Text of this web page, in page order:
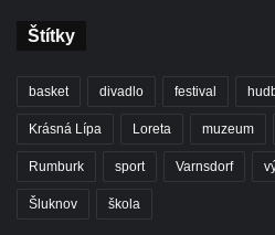
Štítky
basket divadlo festival
Krásná Lípa Loreta muzeum
Rumburk sport Varnsdorf
Šluknov škola